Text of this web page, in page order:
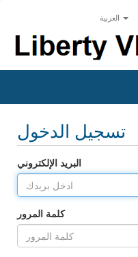
تسجيل الدخول
البريد الإلكتروني
كلمة المرور